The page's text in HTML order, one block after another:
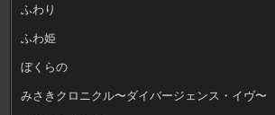
ふわり
ふわ姫
ぼくらの
みさきクロニクル〜ダイバージェンス・イヴ〜